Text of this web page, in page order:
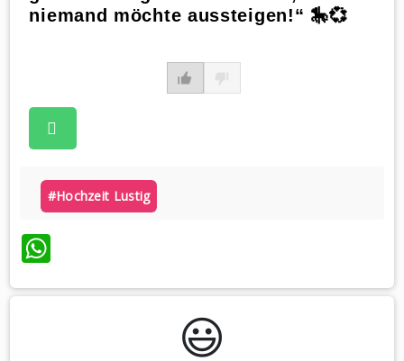
niemand möchte aussteigen!“ 🎠💞
#hochzeit Lustig
WhatsApp
😃️